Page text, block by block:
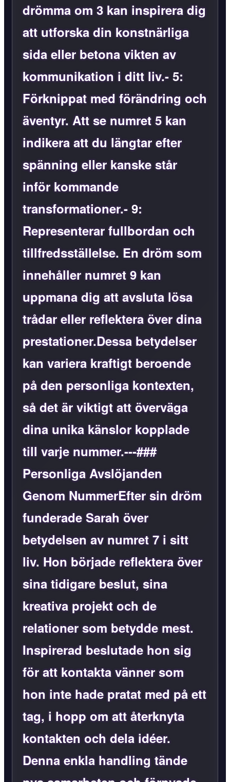
drömma om 3 kan inspirera dig
att utforska din konstnärliga
sida eller betona vikten av
kommunikation i ditt liv.- 5:
Förknippat med förändring och
äventyr. Att se numret 5 kan
indikera att du längtar efter
spänning eller kanske står
inför kommande
transformationer.- 9:
Representerar fullbordan och
tillfredsställelse. En dröm som
innehåller numret 9 kan
uppmana dig att avsluta lösa
trådar eller reflektera över dina
prestationer.Dessa betydelser
kan variera kraftigt beroende
på den personliga kontexten,
så det är viktigt att överväga
dina unika känslor kopplade
till varje nummer.---###
Personliga Avslöjanden
Genom NummerEfter sin dröm
funderade Sarah över
betydelsen av numret 7 i sitt
liv. Hon började reflektera över
sina tidigare beslut, sina
kreativa projekt och de
relationer som betydde mest.
Inspirerad beslutade hon sig
för att kontakta vänner som
hon inte hade pratat med på ett
tag, i hopp om att återknyta
kontakten och dela idéer.
Denna enkla handling tände